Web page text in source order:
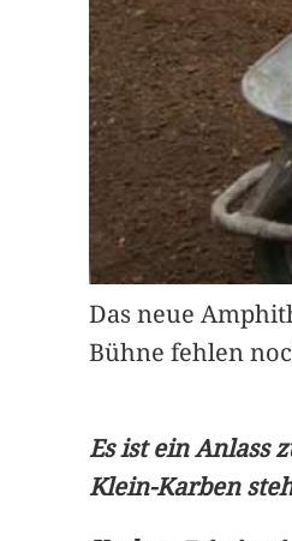
Das neue
Bühne fehlen
Es ist ein Anlass
Klein-Karben